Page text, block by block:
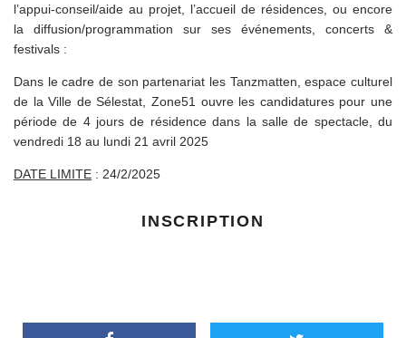
l’appui-conseil/aide au projet, l’accueil de résidences, ou encore
la diffusion/programmation sur ses événements, concerts &
festivals :
Dans le cadre de son partenariat les Tanzmatten, espace culturel
de la Ville de Sélestat, Zone51 ouvre les candidatures pour une
période de 4 jours de résidence dans la salle de spectacle, du
vendredi 18 au lundi 21 avril 2025
DATE LIMITE : 24/2/2025
INSCRIPTION